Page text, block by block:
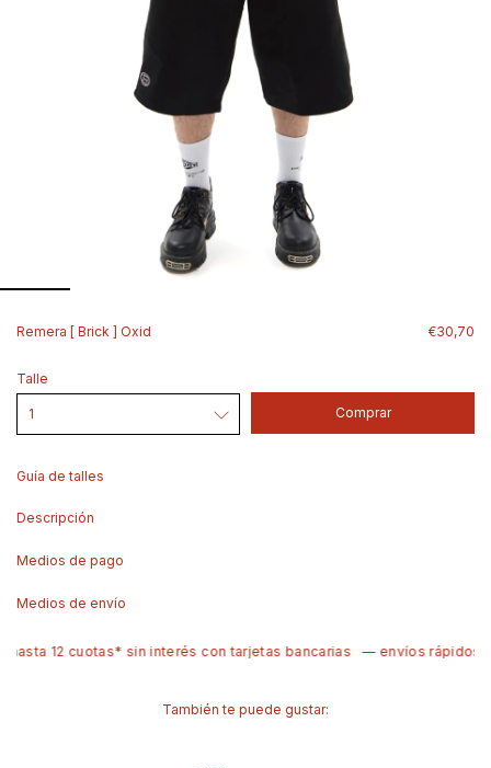
Remera [ Brick ] Oxid €30,70
Talle
Guía de talles
Descripción
Medios de pago
Medios de envío
12 cuotas* sin interés con tarjetas bancarias — envíos rápidos en
También te puede gustar: